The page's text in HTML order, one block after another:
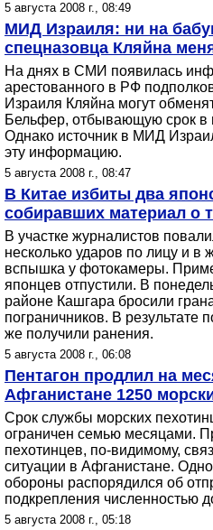
5 августа 2008 г., 08:49
МИД Израиля: ни на
спецназовца Кляйна
На днях в СМИ появилась
арестованного в РФ
Израиля Кляйна могут
Бельфер, отбывающую срок в
Однако источник в МИД
эту информацию.
5 августа 2008 г., 08:47
В Китае избиты два
собиравших материал о
В участке журналистов
несколько ударов по лицу и в
вспышка у фотокамеры.
японцев отпустили. В
районе Кашгара бросили
пограничников. В результате
же получили ранения.
5 августа 2008 г., 06:08
Пентагон продлил на
Афганистане 1250
Срок службы морских
ограничен семью месяцами.
пехотинцев, по-видимому,
ситуации в Афганистане.
обороны распорядился об
подкрепления численностью
5 августа 2008 г., 05:18